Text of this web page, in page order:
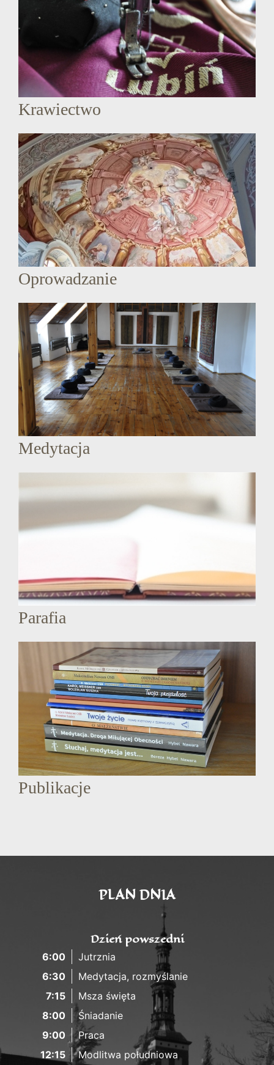
Krawiectwo
Oprowadzanie
Medytacja
Parafia
Publikacje
PLAN DNIA
Dzień powszedni
6:00
Jutrznia
6:30
Medytacja, rozmyślanie
7:15
Msza święta
8:00
Śniadanie
9:00
Praca
12:15
Modlitwa południowa